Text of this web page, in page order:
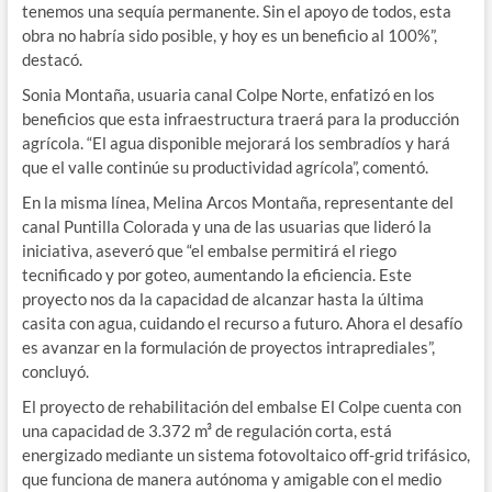
tenemos una sequía permanente. Sin el apoyo de todos, esta
obra no habría sido posible, y hoy es un beneficio al 100%”,
destacó.
Sonia Montaña, usuaria canal Colpe Norte, enfatizó en los
beneficios que esta infraestructura traerá para la producción
agrícola. “El agua disponible mejorará los sembradíos y hará
que el valle continúe su productividad agrícola”, comentó.
En la misma línea, Melina Arcos Montaña, representante del
canal Puntilla Colorada y una de las usuarias que lideró la
iniciativa, aseveró que “el embalse permitirá el riego
tecnificado y por goteo, aumentando la eficiencia. Este
proyecto nos da la capacidad de alcanzar hasta la última
casita con agua, cuidando el recurso a futuro. Ahora el desafío
es avanzar en la formulación de proyectos intraprediales”,
concluyó.
El proyecto de rehabilitación del embalse El Colpe cuenta con
una capacidad de 3.372 m³ de regulación corta, está
energizado mediante un sistema fotovoltaico off-grid trifásico,
que funciona de manera autónoma y amigable con el medio